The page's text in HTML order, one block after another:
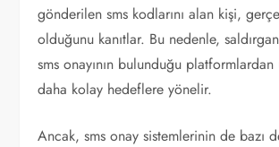
gönderilen sms kodlarını alan kişi,
olduğunu kanıtlar. Bu nedenle,
sms onayının bulunduğu
daha kolay hedeflere yönelir.
Ancak, sms onay sistemlerinin de bazı